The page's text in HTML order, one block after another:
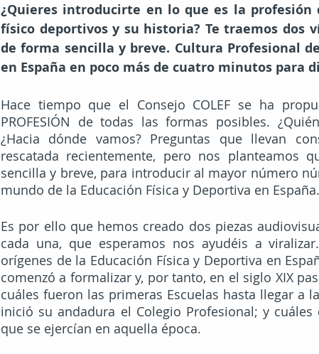
¿Quieres introducirte en lo que es la profesión
físico deportivos y su historia? Te traemos dos
de forma sencilla y breve. Cultura Profesional
en España en poco más de cuatro minutos para
Hace tiempo que el Consejo COLEF se ha
PROFESIÓN de todas las formas posibles.
¿Hacia dónde vamos? Preguntas que llevan
rescatada recientemente, pero nos planteamos
sencilla y breve, para introducir al mayor número
mundo de la Educación Física y Deportiva en España.
Es por ello que hemos creado dos piezas
cada una, que esperamos nos ayudéis a
orígenes de la Educación Física y Deportiva en
comenzó a formalizar y, por tanto, en el siglo XIX
cuáles fueron las primeras Escuelas hasta llegar a
inició su andadura el Colegio Profesional; y
que se ejercían en aquella época.